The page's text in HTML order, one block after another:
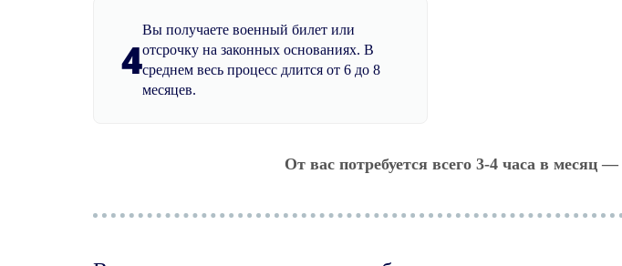
4
Вы получаете военный билет или
отсрочку на законных основаниях. В
среднем весь процесс длится от 6 до 8
месяцев.
От вас потребуется всего 3-4 часа в